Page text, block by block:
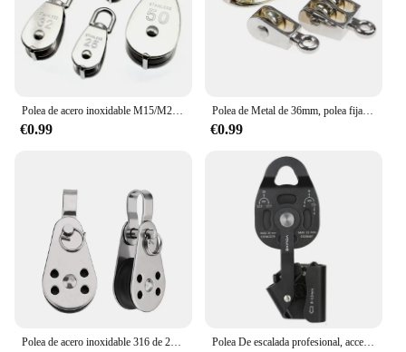
Polea de acero inoxidable M15/M20/M25/M32/M50, herramienta de bloque de cuerda de elevación giratoria de una sola rueda, polea de transporte marina
€0.99
Polea de Metal de 36mm, polea fija de aleación de Zinc, bloque de corona y rueda de elevación de aparejos, Mini polea individual/doble para bricolaje
€0.99
Polea de acero inoxidable 316 de 25mm, rodamiento de carga de una sola rueda, polea de cuerda de elevación giratoria para bloque, corredor de cuerda, accesorios para Kayak y barco Polea De escalada profesional, accesorio de elevación conveniente, resistente, práctico, equipo de elevación ascendente de rodamiento de carga